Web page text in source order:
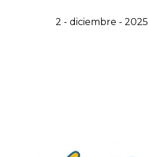
2 - diciembre - 2025